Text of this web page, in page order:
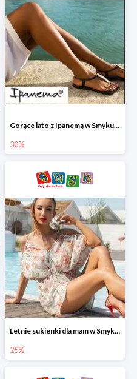
Gorące lato z Ipanemą w Smyku do -30%
30%
Letnie sukienki dla mam w Smyku do -25%
25%